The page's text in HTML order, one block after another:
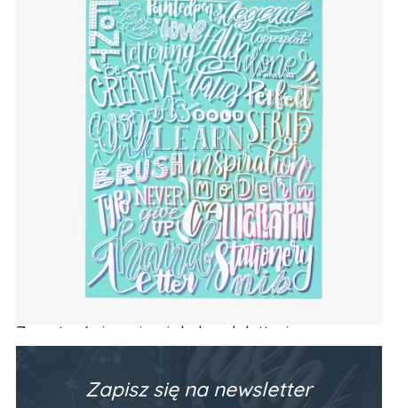
Zeszyt z ćwiczeniami do brush letteringu
PODSTAWY (alfabet, codzienne frazy)
Zapisz się na newsletter